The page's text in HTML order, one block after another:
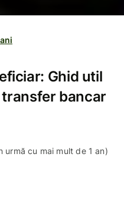
Ghid util
bancar
urmă cu mai mult de 1 an)